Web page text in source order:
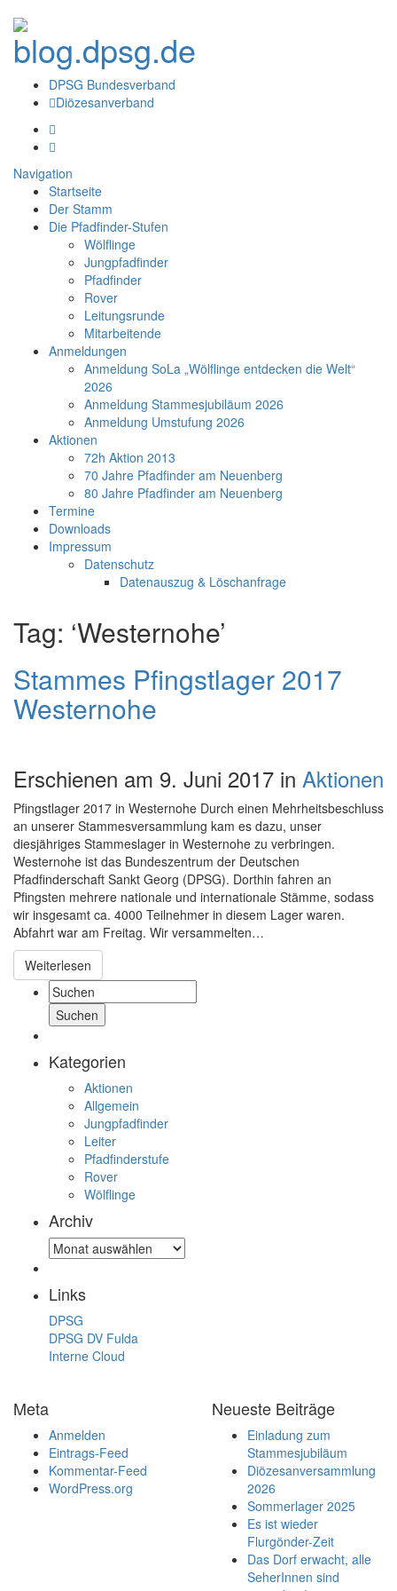
DPSG Bundesverband
Diözesanverband
Navigation
Startseite
Der Stamm
Die Pfadfinder-Stufen
Wölflinge
Jungpfadfinder
Pfadfinder
Rover
Leitungsrunde
Mitarbeitende
Anmeldungen
Anmeldung SoLa „Wölflinge entdecken die Welt“
2026
Anmeldung Stammesjubiläum 2026
Anmeldung Umstufung 2026
Aktionen
72h Aktion 2013
70 Jahre Pfadfinder am Neuenberg
80 Jahre Pfadfinder am Neuenberg
Termine
Downloads
Impressum
Datenschutz
Datenauszug & Löschanfrage
Tag: ‘Westernohe’
Stammes Pfingstlager 2017
Westernohe
Erschienen am 9. Juni 2017 in Aktionen
Pfingstlager 2017 in Westernohe Durch einen Mehrheitsbeschluss
an unserer Stammesversammlung kam es dazu, unser
diesjähriges Stammeslager in Westernohe zu verbringen.
Westernohe ist das Bundeszentrum der Deutschen
Pfadfinderschaft Sankt Georg (DPSG). Dorthin fahren an
Pfingsten mehrere nationale und internationale Stämme, sodass
wir insgesamt ca. 4000 Teilnehmer in diesem Lager waren.
Abfahrt war am Freitag. Wir versammelten…
Weiterlesen
Suche:
Kategorien
Aktionen
Allgemein
Jungpfadfinder
Leiter
Pfadfinderstufe
Rover
Wölflinge
Archiv
Archiv
Links
DPSG
DPSG DV Fulda
Interne Cloud
Meta
Anmelden
Eintrags-Feed
Kommentar-Feed
WordPress.org
Neueste Beiträge
Einladung zum
Stammesjubiläum
Diözesanversammlung
2026
Sommerlager 2025
Es ist wieder
Flurgönder-Zeit
Das Dorf erwacht, alle
SeherInnen sind